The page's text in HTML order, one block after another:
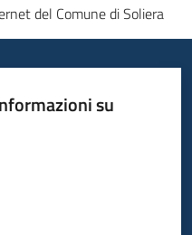
del Comune di Soliera
su